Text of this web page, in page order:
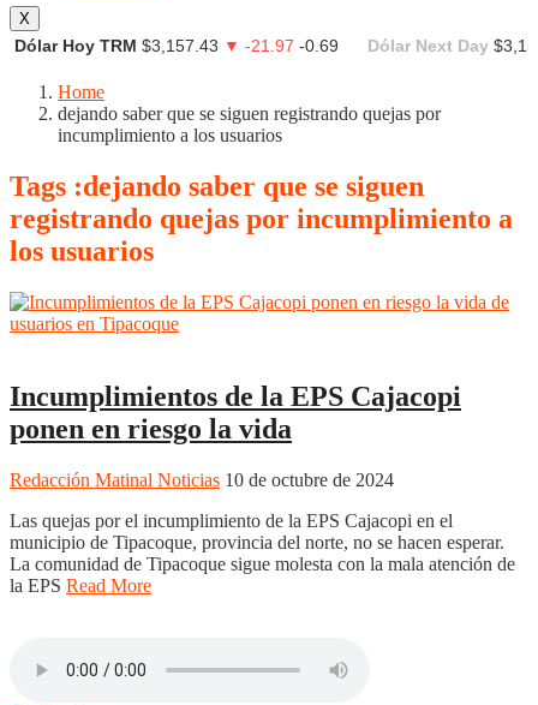
X
Dólar Hoy TRM $3,157.43 ▼ -21.97 -0.69 Dólar Next Day
Home
dejando saber que se siguen registrando quejas por
incumplimiento a los usuarios
Tags :dejando saber que se siguen
registrando quejas por incumplimiento a
los usuarios
Incumplimientos de la EPS Cajacopi
ponen en riesgo la vida
Redacción Matinal Noticias 10 de octubre de 2024
Las quejas por el incumplimiento de la EPS Cajacopi en el
municipio de Tipacoque, provincia del norte, no se hacen esperar.
La comunidad de Tipacoque sigue molesta con la mala atención de
la EPS Read More